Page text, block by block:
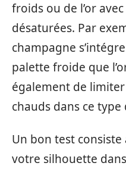
froids ou de l’or
désaturées. Par
champagne
palette froide que
également de
chauds dans ce type
Un bon test
votre silhouette